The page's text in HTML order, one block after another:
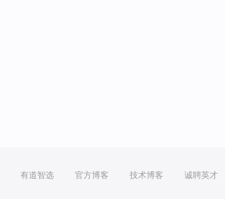
有道智选 官方博客 技术博客 诚聘英才